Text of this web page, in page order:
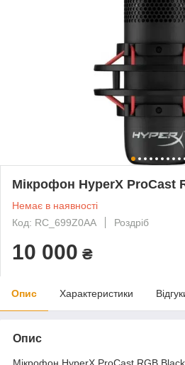
Мікрофон HyperX ProCast
Немає в наявності
Код: RC_699Z0AA
Роздріб
10 000 ₴
Опис Характеристики
Опис
Мікрофон HyperX ProCast RGB